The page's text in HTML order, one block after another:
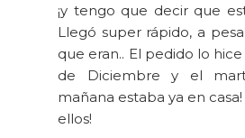
¡y tengo que decir que
Llegó super rápido, a
que eran.. El pedido lo
de Diciembre y el
mañana estaba ya en
ellos!